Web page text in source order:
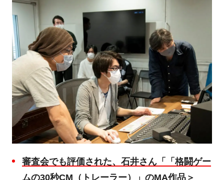
審査会でも評価された、石井さん「「格闘ゲー
ムの30秒CM （トレーラー）」のMA作品＞